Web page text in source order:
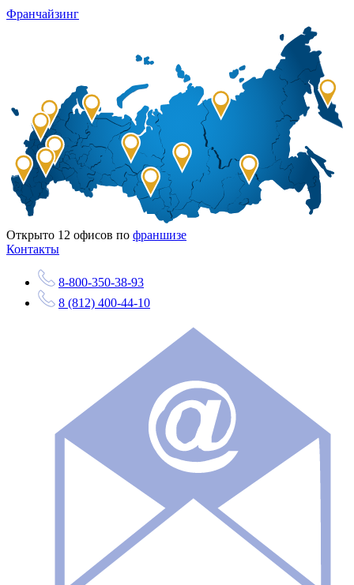
Франчайзинг
Открыто 12 офисов по франшизе
Контакты
8-800-350-38-93
8 (812) 400-44-10